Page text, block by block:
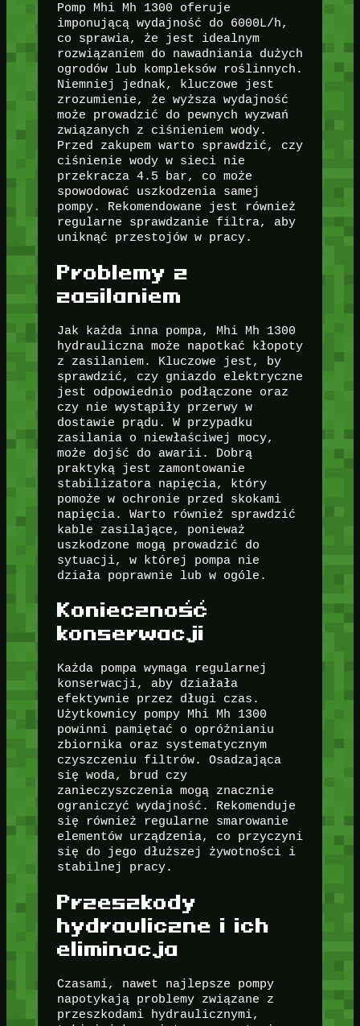
Pomp Mhi Mh 1300 oferuje
imponującą wydajność do 6000L/h,
co sprawia, że jest idealnym
rozwiązaniem do nawadniania dużych
ogrodów lub kompleksów roślinnych.
Niemniej jednak, kluczowe jest
zrozumienie, że wyższa wydajność
może prowadzić do pewnych wyzwań
związanych z ciśnieniem wody.
Przed zakupem warto sprawdzić, czy
ciśnienie wody w sieci nie
przekracza 4.5 bar, co może
spowodować uszkodzenia samej
pompy. Rekomendowane jest również
regularne sprawdzanie filtra, aby
uniknąć przestojów w pracy.
Problemy z
zasilaniem
Jak każda inna pompa, Mhi Mh 1300
hydrauliczna może napotkać kłopoty
z zasilaniem. Kluczowe jest, by
sprawdzić, czy gniazdo elektryczne
jest odpowiednio podłączone oraz
czy nie wystąpiły przerwy w
dostawie prądu. W przypadku
zasilania o niewłaściwej mocy,
może dojść do awarii. Dobrą
praktyką jest zamontowanie
stabilizatora napięcia, który
pomoże w ochronie przed skokami
napięcia. Warto również sprawdzić
kable zasilające, ponieważ
uszkodzone mogą prowadzić do
sytuacji, w której pompa nie
działa poprawnie lub w ogóle.
Konieczność
konserwacji
Każda pompa wymaga regularnej
konserwacji, aby działała
efektywnie przez długi czas.
Użytkownicy pompy Mhi Mh 1300
powinni pamiętać o opróżnianiu
zbiornika oraz systematycznym
czyszczeniu filtrów. Osadzająca
się woda, brud czy
zanieczyszczenia mogą znacznie
ograniczyć wydajność. Rekomenduje
się również regularne smarowanie
elementów urządzenia, co przyczyni
się do jego dłuższej żywotności i
stabilnej pracy.
Przeszkody
hydrauliczne i ich
eliminacja
Czasami, nawet najlepsze pompy
napotykają problemy związane z
przeszkodami hydraulicznymi,